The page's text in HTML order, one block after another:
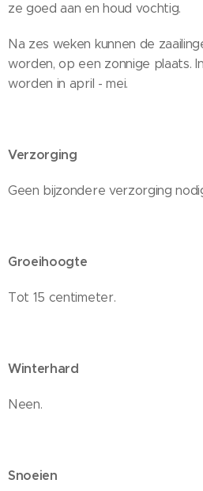
ze goed aan en houd vochtig.
Na zes weken kunnen de
worden, op een zonnige plaats.
worden in april - mei.
Verzorging
Geen bijzondere verzorging
Groeihoogte
Tot 15 centimeter.
Winterhard
Neen.
Snoeien